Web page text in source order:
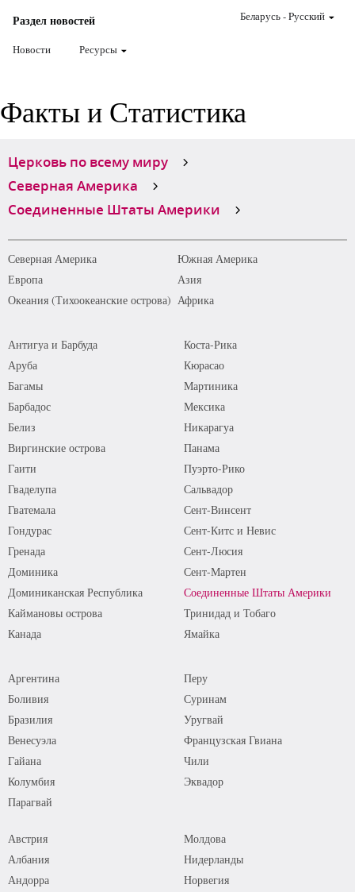
Раздел новостей
Новости Ресурсы
Беларусь-Pусский
Факты и Статистика
Церковь по всему миру
Северная Америка
Соединенные Штаты Америки
Северная Америка
Южная Америка
Европа
Азия
Океания (Тихоокеанские острова) Африка
Антигуа и Барбуда
Аруба
Багамы
Барбадос
Белиз
Виргинские острова
Гаити
Гваделупа
Гватемала
Гондурас
Гренада
Доминика
Доминиканская Республика
Каймановы острова
Канада
Коста-Рика
Кюрасао
Мартиника
Мексика
Никарагуа
Панама
Пуэрто-Рико
Сальвадор
Сент-Винсент
Сент-Китс и Невис
Сент-Люсия
Сент-Мартен
Соединенные Штаты Америки
Тринидад и Тобаго
Ямайка
Аргентина
Боливия
Бразилия
Венесуэла
Гайана
Колумбия
Парагвай
Перу
Суринам
Уругвай
Французская Гвиана
Чили
Эквадор
Австрия
Албания
Андорра
Молдова
Нидерланды
Норвегия